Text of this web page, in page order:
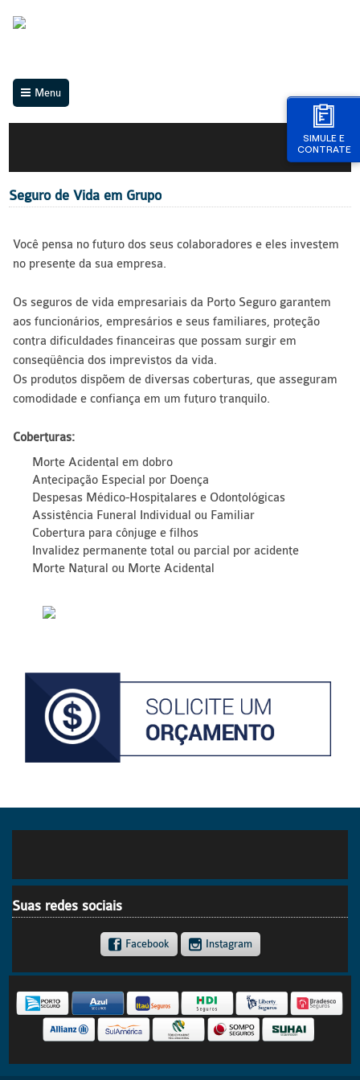
SIMULE E
CONTRATE
Menu
Seguro de Vida em Grupo
Você pensa no futuro dos seus colaboradores e eles investem
no presente da sua empresa.
Os seguros de vida empresariais da Porto Seguro garantem
aos funcionários, empresários e seus familiares, proteção
contra dificuldades financeiras que possam surgir em
conseqüência dos imprevistos da vida.
Os produtos dispõem de diversas coberturas, que asseguram
comodidade e confiança em um futuro tranquilo.
Coberturas:
Morte Acidental em dobro
Antecipação Especial por Doença
Despesas Médico-Hospitalares e Odontológicas
Assistência Funeral Individual ou Familiar
Cobertura para cônjuge e filhos
Invalidez permanente total ou parcial por acidente
Morte Natural ou Morte Acidental
Suas redes sociais
Facebook Instagram